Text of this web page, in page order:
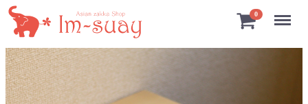
0 Menu